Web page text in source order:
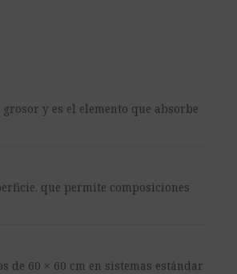
y es el elemento que absorbe
que permite composiciones
de 60 × 60 cm en sistemas estándar